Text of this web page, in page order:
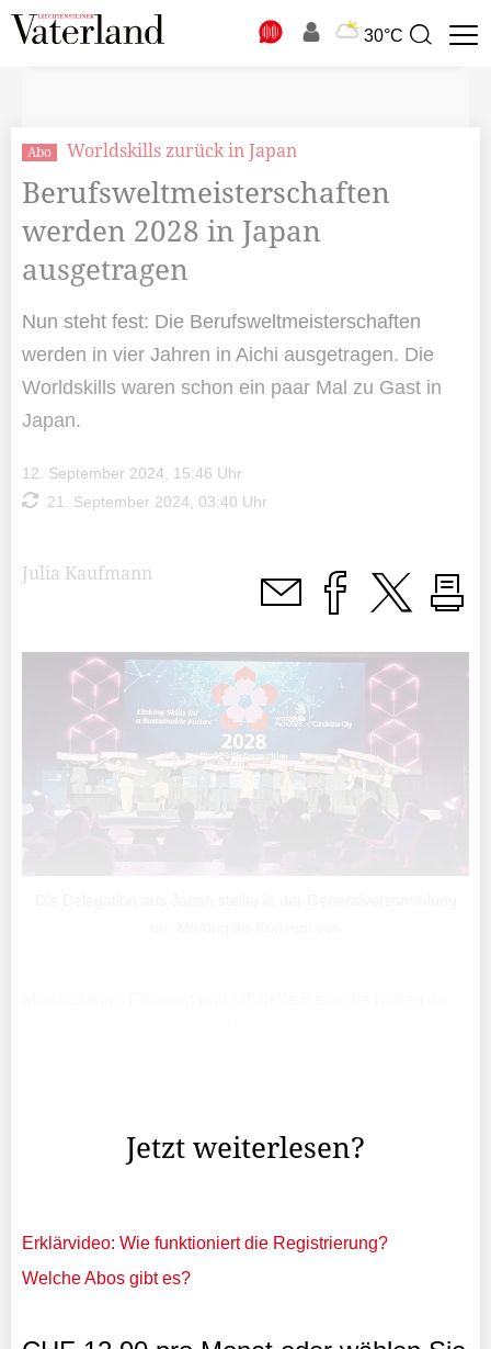
30°C
Suchbegriff
Abo Worldskills zurück in Japan
Berufsweltmeisterschaften
werden 2028 in Japan
ausgetragen
Nun steht fest: Die Berufsweltmeisterschaften
werden in vier Jahren in Aichi ausgetragen. Die
Worldskills waren schon ein paar Mal zu Gast in
Japan.
12. September 2024, 15:46 Uhr
21. September 2024, 03:40 Uhr
Julia Kaufmann
Jetzt weiterlesen?
Erklärvideo: Wie funktioniert die Registrierung?
Welche Abos gibt es?